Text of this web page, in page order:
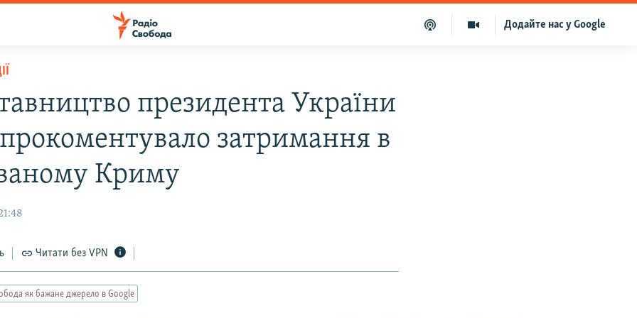
Додайте нас у Google
президента України
затримання в
Криму
Читати без VPN
як бажане джерело в Google